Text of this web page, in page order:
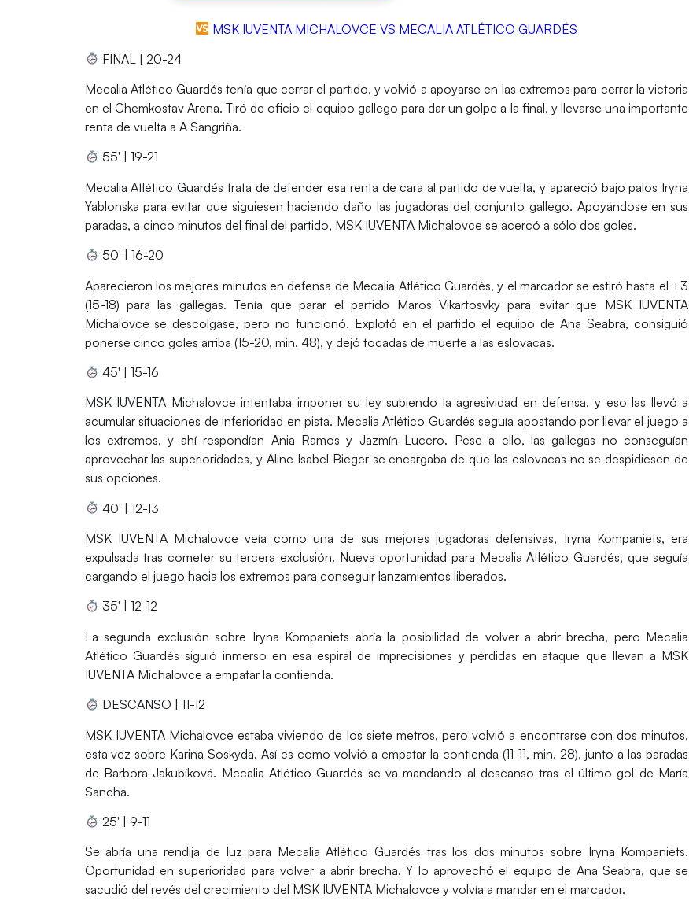
MSK IUVENTA MICHALOVCE VS MECALIA ATLÉTICO GUARDÉS
FINAL | 20-24
Mecalia Atlético Guardés tenía que cerrar el partido, y volvió a apoyarse en las extremos para cerrar la victoria
en el Chemkostav Arena. Tiró de oficio el equipo gallego para dar un golpe a la final, y llevarse una importante
renta de vuelta a A Sangriña.
55′ | 19-21
Mecalia Atlético Guardés trata de defender esa renta de cara al partido de vuelta, y apareció bajo palos Iryna
Yablonska para evitar que siguiesen haciendo daño las jugadoras del conjunto gallego. Apoyándose en sus
paradas, a cinco minutos del final del partido, MSK IUVENTA Michalovce se acercó a sólo dos goles.
50′ | 16-20
Aparecieron los mejores minutos en defensa de Mecalia Atlético Guardés, y el marcador se estiró hasta el +3
(15-18) para las gallegas. Tenía que parar el partido Maros Vikartosvky para evitar que MSK IUVENTA
Michalovce se descolgase, pero no funcionó. Explotó en el partido el equipo de Ana Seabra, consiguió
ponerse cinco goles arriba (15-20, min. 48), y dejó tocadas de muerte a las eslovacas.
45′ | 15-16
MSK IUVENTA Michalovce intentaba imponer su ley subiendo la agresividad en defensa, y eso las llevó a
acumular situaciones de inferioridad en pista. Mecalia Atlético Guardés seguía apostando por llevar el juego a
los extremos, y ahí respondían Ania Ramos y Jazmín Lucero. Pese a ello, las gallegas no conseguían
aprovechar las superioridades, y Aline Isabel Bieger se encargaba de que las eslovacas no se despidiesen de
sus opciones.
40′ | 12-13
MSK IUVENTA Michalovce veía como una de sus mejores jugadoras defensivas, Iryna Kompaniets, era
expulsada tras cometer su tercera exclusión. Nueva oportunidad para Mecalia Atlético Guardés, que seguía
cargando el juego hacia los extremos para conseguir lanzamientos liberados.
35′ | 12-12
La segunda exclusión sobre Iryna Kompaniets abría la posibilidad de volver a abrir brecha, pero Mecalia
Atlético Guardés siguió inmerso en esa espiral de imprecisiones y pérdidas en ataque que llevan a MSK
IUVENTA Michalovce a empatar la contienda.
DESCANSO | 11-12
MSK IUVENTA Michalovce estaba viviendo de los siete metros, pero volvió a encontrarse con dos minutos,
esta vez sobre Karina Soskyda. Así es como volvió a empatar la contienda (11-11, min. 28), junto a las paradas
de Barbora Jakubíková. Mecalia Atlético Guardés se va mandando al descanso tras el último gol de María
Sancha.
25′ | 9-11
Se abría una rendija de luz para Mecalia Atlético Guardés tras los dos minutos sobre Iryna Kompaniets.
Oportunidad en superioridad para volver a abrir brecha. Y lo aprovechó el equipo de Ana Seabra, que se
sacudió del revés del crecimiento del MSK IUVENTA Michalovce y volvía a mandar en el marcador.